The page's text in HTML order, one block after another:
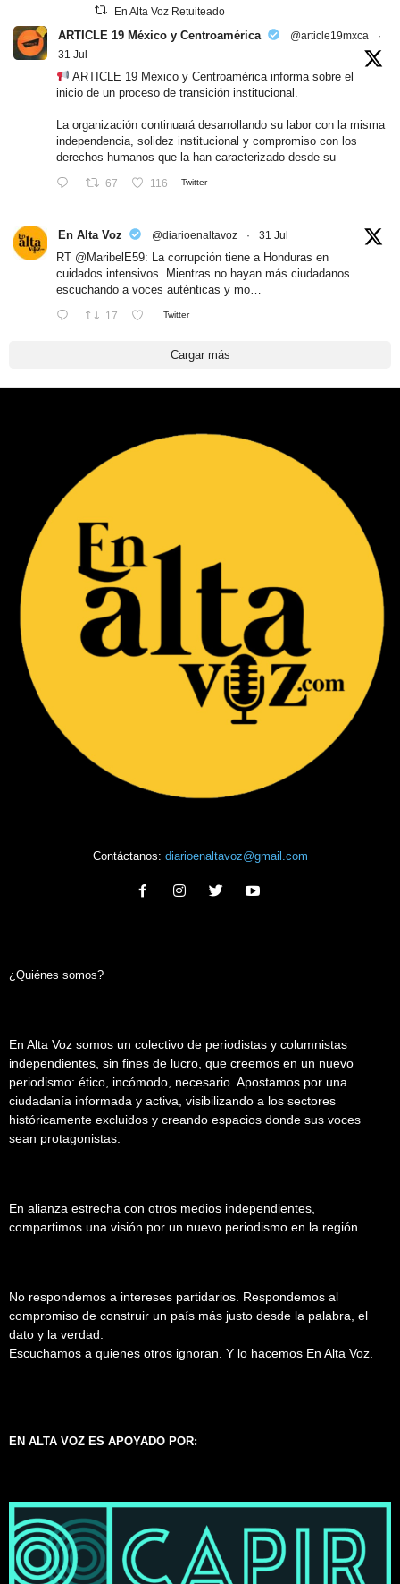
En Alta Voz Retuiteado
ARTICLE 19 México y Centroamérica @article19mxca
·
31 Jul
ARTICLE 19 México y Centroamérica informa sobre el
inicio de un proceso de transición institucional.
La organización continuará desarrollando su labor con la misma
independencia, solidez institucional y compromiso con los
derechos humanos que la han caracterizado desde su
67 116 Twitter
En Alta Voz @diarioenaltavoz · 31 Jul
RT @MaribelE59: La corrupción tiene a Honduras en
cuidados intensivos. Mientras no hayan más ciudadanos
escuchando a voces auténticas y mo…
17 Twitter
Cargar más
Contáctanos: diarioenaltavoz@gmail.com
¿Quiénes somos?
En Alta Voz somos un colectivo de periodistas y columnistas
independientes, sin fines de lucro, que creemos en un nuevo
periodismo: ético, incómodo, necesario. Apostamos por una
ciudadanía informada y activa, visibilizando a los sectores
históricamente excluidos y creando espacios donde sus voces
sean protagonistas.
En alianza estrecha con otros medios independientes,
compartimos una visión por un nuevo periodismo en la región.
No respondemos a intereses partidarios. Respondemos al
compromiso de construir un país más justo desde la palabra, el
dato y la verdad.
Escuchamos a quienes otros ignoran. Y lo hacemos En Alta Voz.
EN ALTA VOZ ES APOYADO POR: